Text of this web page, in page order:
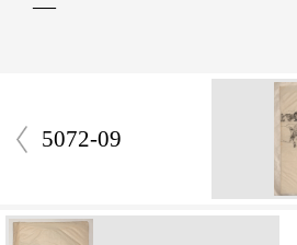
―
5072-09